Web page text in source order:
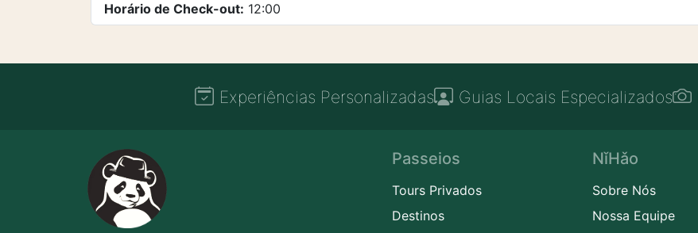
Horário de Check-out: 12:00
Experiências Personalizadas Guias Locais Especializados
Passeios
Tours Privados
Destinos
NǐHǎo
Sobre Nós
Nossa Equipe